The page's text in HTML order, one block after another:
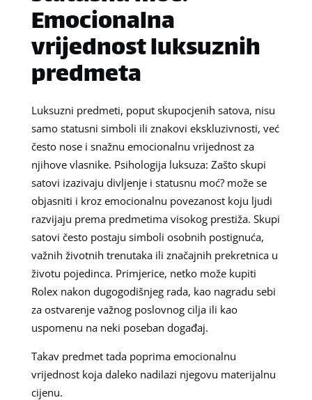
Emocionalna
vrijednost luksuznih
predmeta
Luksuzni predmeti, poput skupocjenih satova, nisu
samo statusni simboli ili znakovi ekskluzivnosti, već
često nose i snažnu emocionalnu vrijednost za
njihove vlasnike. Psihologija luksuza: Zašto skupi
satovi izazivaju divljenje i statusnu moć? može se
objasniti i kroz emocionalnu povezanost koju ljudi
razvijaju prema predmetima visokog prestiža. Skupi
satovi često postaju simboli osobnih postignuća,
važnih životnih trenutaka ili značajnih prekretnica u
životu pojedinca. Primjerice, netko može kupiti
Rolex nakon dugogodišnjeg rada, kao nagradu sebi
za ostvarenje važnog poslovnog cilja ili kao
uspomenu na neki poseban događaj.
Takav predmet tada poprima emocionalnu
vrijednost koja daleko nadilazi njegovu materijalnu
cijenu.